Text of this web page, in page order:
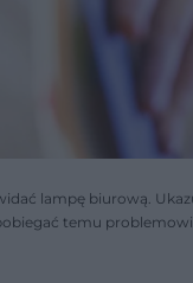
lampę biurową.
temu